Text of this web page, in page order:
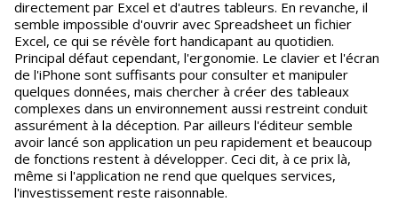
directement par Excel et d'autres tableurs. En revanche, il
semble impossible d'ouvrir avec Spreadsheet un fichier
Excel, ce qui se révèle fort handicapant au quotidien.
Principal défaut cependant, l'ergonomie. Le clavier et l'écran
de l'iPhone sont suffisants pour consulter et manipuler
quelques données, mais chercher à créer des tableaux
complexes dans un environnement aussi restreint conduit
assurément à la déception. Par ailleurs l'éditeur semble
avoir lancé son application un peu rapidement et beaucoup
de fonctions restent à développer. Ceci dit, à ce prix là,
même si l'application ne rend que quelques services,
l'investissement reste raisonnable.